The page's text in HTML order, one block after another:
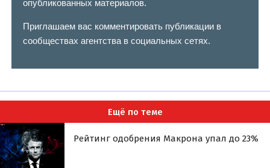
опубликованных материалов.
Приглашаем вас комментировать публикации в
сообществах агентства в социальных сетях.
Ещё по теме
Рейтинг одобрения Макрона упал до 23%